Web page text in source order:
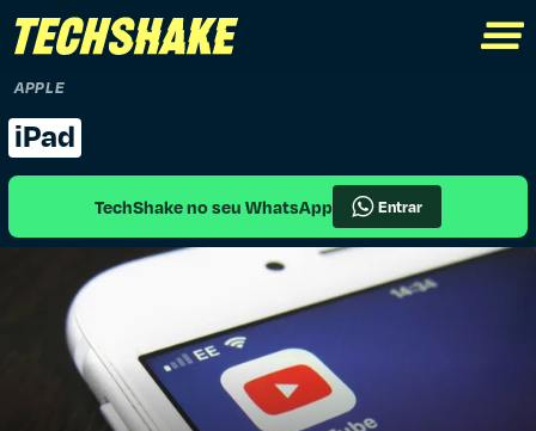
APPLE
iPad
TechShake no seu WhatsApp Entrar